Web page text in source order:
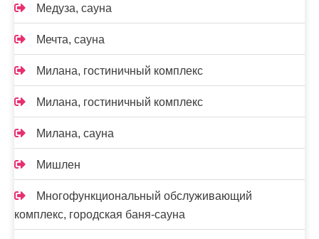
Медуза, сауна
Мечта, сауна
Милана, гостиничный комплекс
Милана, гостиничный комплекс
Милана, сауна
Мишлен
Многофункциональный обслуживающий
комплекс, ​городская баня-сауна